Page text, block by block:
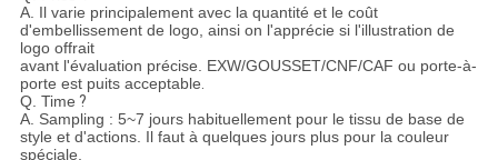
A. Il varie principalement avec la quantité et le coût
d'embellissement de logo, ainsi on l'apprécie si l'illustration de
logo offrait
avant l'évaluation précise. EXW/GOUSSET/CNF/CAF ou porte-à-
porte est puits acceptable
Q. Time ?
A. Sampling : 5~7 jours habituellement pour le tissu de base de
style et d'actions. Il faut à quelques jours plus pour la couleur
spéciale,